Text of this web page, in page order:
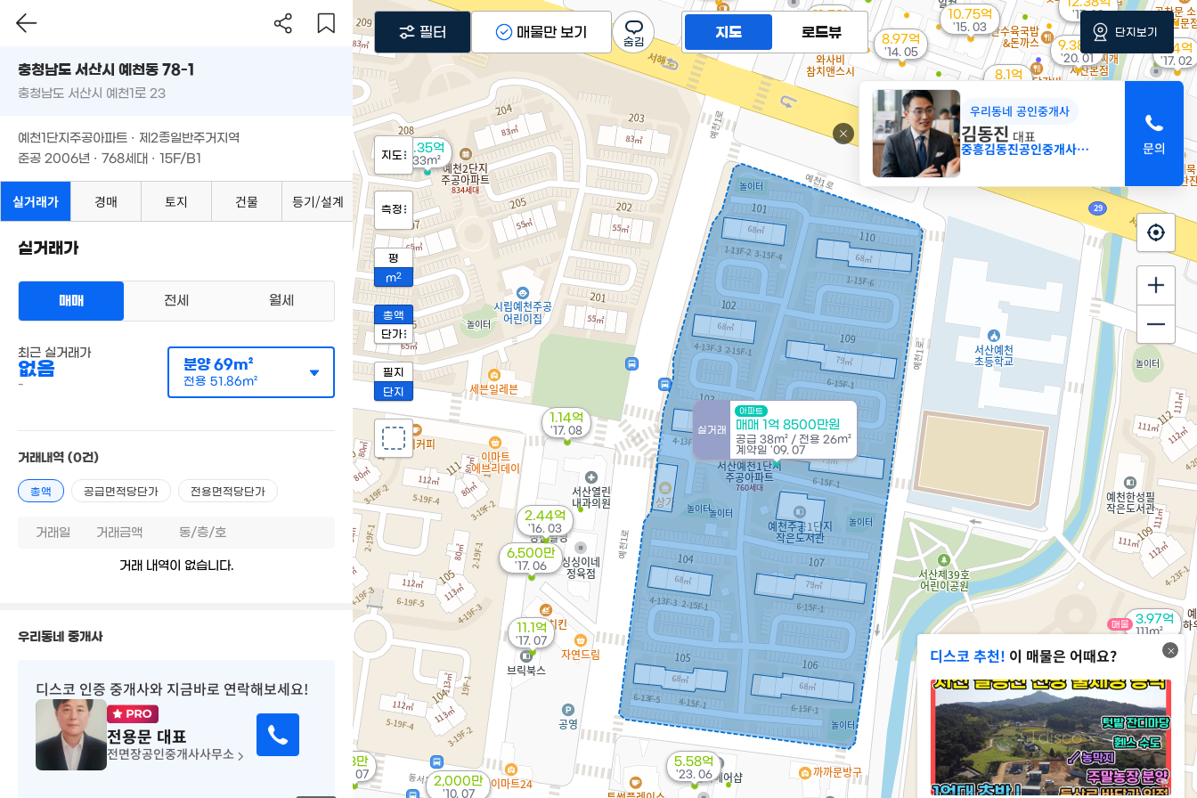
3.97억
111m²
매물
'24. 11
5.58억
'23. 06
9.38억
'20. 01
1.14억
'17. 08
11.1억
'17. 07
43만
'17. 07
6,500만
'17. 06
'17. 03
8.4억
'17. 02
4.6억
'16. 03
2.44억
'16. 03
10.75억
'15. 03
8.1억
11.5억
'14. 12
1.35억
33m²
8.97억
'14. 05
2,000만
'10. 07
실거래
아파트
매매 1억 8500만원
공급 38m² / 전용 26m²
계약일 '09. 07
디스코 추천! 이 매물은 어때요?
우리동네 공인중개사
김동진 대표
중흥김동진공인중개사사무소
지도 로드뷰
지도
측정
평
m2
총액
단가
필지
단지
필터 매물만 보기 단지보기
충청남도 서산시 예천동 78-1
충청남도 서산시 예천1로 23
예천1단지주공아파트 · 제2종일반주거지역
준공 2006년 · 768세대 · 15F/B1
실거래가 경매 토지 건물 등기/설계
실거래가
매매 전세 월세
최근 실거래가
없음
-
분양69m²
전용 51.86m²
거래내역 (0건)
총액 공급면적당단가 전용면적당단가
거래일 거래금액 동/층/호
거래 내역이 없습니다.
우리동네 중개사
디스코 인증 중개사와 지금바로 연락해보세요!
전용문 대표
전면장공인중개사사무소